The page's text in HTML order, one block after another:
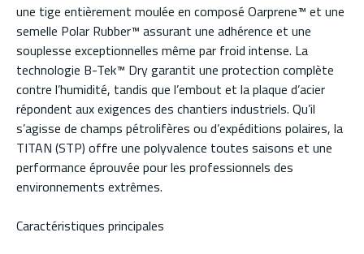
une tige entièrement moulée en composé Oarprene™ et une
semelle Polar Rubber™ assurant une adhérence et une
souplesse exceptionnelles même par froid intense. La
technologie B-Tek™ Dry garantit une protection complète
contre l’humidité, tandis que l’embout et la plaque d’acier
répondent aux exigences des chantiers industriels. Qu’il
s’agisse de champs pétrolifères ou d’expéditions polaires, la
TITAN (STP) offre une polyvalence toutes saisons et une
performance éprouvée pour les professionnels des
environnements extrêmes.
Caractéristiques principales